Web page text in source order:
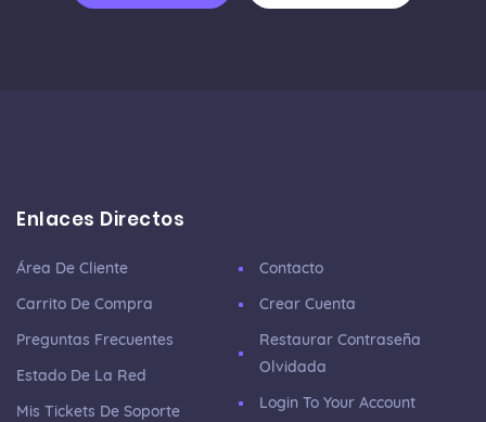
Enlaces Directos
Área De Cliente
Carrito De Compra
Preguntas Frecuentes
Estado De La Red
Mis Tickets De Soporte
Contacto
Crear Cuenta
Restaurar Contraseña
Olvidada
Login To Your Account